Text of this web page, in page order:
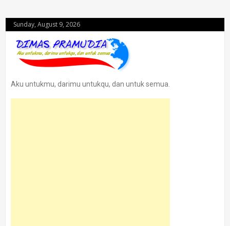
Sunday, August 9, 2026
Aku untukmu, darimu untukqu, dan untuk semua.